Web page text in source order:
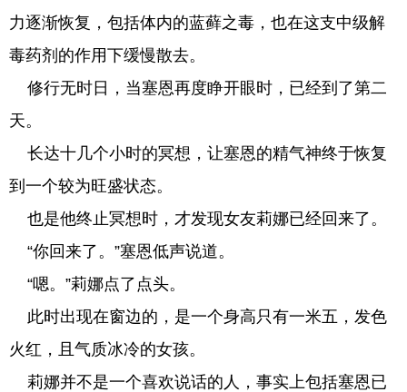
力逐渐恢复，包括体内的蓝藓之毒，也在这支中级解
毒药剂的作用下缓慢散去。
修行无时日，当塞恩再度睁开眼时，已经到了第二
天。
长达十几个小时的冥想，让塞恩的精气神终于恢复
到一个较为旺盛状态。
也是他终止冥想时，才发现女友莉娜已经回来了。
“你回来了。”塞恩低声说道。
“嗯。”莉娜点了点头。
此时出现在窗边的，是一个身高只有一米五，发色
火红，且气质冰冷的女孩。
莉娜并不是一个喜欢说话的人，事实上包括塞恩已